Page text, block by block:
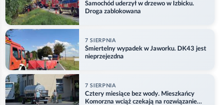
Samochód uderzył w drzewo w Izbicku.
Droga zablokowana
7 SIERPNIA
Śmiertelny wypadek w Jaworku. DK43 jest
nieprzejezdna
7 SIERPNIA
Cztery miesiące bez wody. Mieszkańcy
Komorzna wciąż czekają na rozwiązanie